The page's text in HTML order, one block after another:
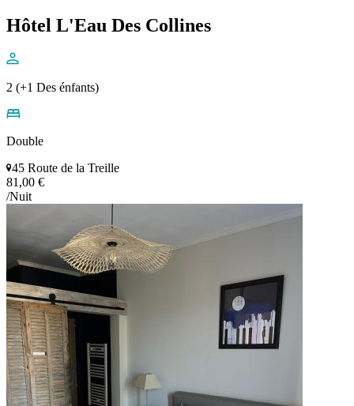
Hôtel L'Eau Des Collines
2 (+1 Des énfants)
Double
45 Route de la Treille
81,00 €
/Nuit